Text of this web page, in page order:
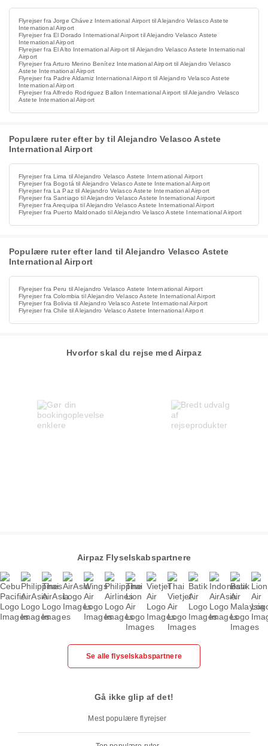
Flyrejser fra Jorge Chávez International Airport til Alejandro Velasco Astete
International Airport
Flyrejser fra El Dorado International Airport til Alejandro Velasco Astete
International Airport
Flyrejser fra El Alto International Airport til Alejandro Velasco Astete International
Airport
Flyrejser fra Arturo Merino Benítez International Airport til Alejandro Velasco
Astete International Airport
Flyrejser fra Padre Aldamiz International Airport til Alejandro Velasco Astete
International Airport
Flyrejser fra Alfredo Rodriguez Ballon International Airport til Alejandro Velasco
Astete International Airport
Populære ruter efter by til Alejandro Velasco Astete
International Airport
Flyrejser fra Lima til Alejandro Velasco Astete International Airport
Flyrejser fra Bogotá til Alejandro Velasco Astete International Airport
Flyrejser fra La Paz til Alejandro Velasco Astete International Airport
Flyrejser fra Santiago til Alejandro Velasco Astete International Airport
Flyrejser fra Arequipa til Alejandro Velasco Astete International Airport
Flyrejser fra Puerto Maldonado til Alejandro Velasco Astete International Airport
Populære ruter efter land til Alejandro Velasco Astete
International Airport
Flyrejser fra Peru til Alejandro Velasco Astete International Airport
Flyrejser fra Colombia til Alejandro Velasco Astete International Airport
Flyrejser fra Bolivia til Alejandro Velasco Astete International Airport
Flyrejser fra Chile til Alejandro Velasco Astete International Airport
Hvorfor skal du rejse med Airpaz
Airpaz Flyselskabspartnere
Se alle flyselskabspartnere
Gå ikke glip af det!
Mest populære flyrejser